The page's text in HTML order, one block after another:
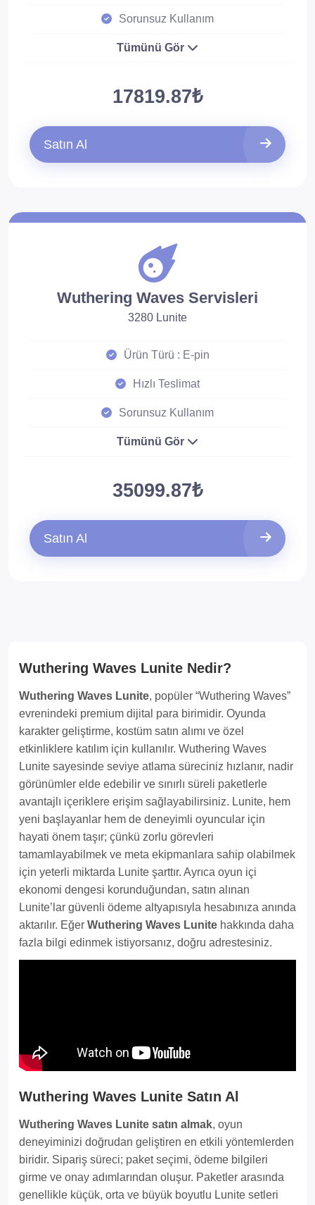
Sorunsuz Kullanım
Tümünü Gör
17819.87₺
Satın Al
Wuthering Waves Servisleri
3280 Lunite
Ürün Türü : E-pin
Hızlı Teslimat
Sorunsuz Kullanım
Tümünü Gör
35099.87₺
Satın Al
Wuthering Waves Lunite Nedir?
Wuthering Waves Lunite, popüler “Wuthering Waves”
evrenindeki premium dijital para birimidir. Oyunda
karakter geliştirme, kostüm satın alımı ve özel
etkinliklere katılım için kullanılır. Wuthering Waves
Lunite sayesinde seviye atlama süreciniz hızlanır, nadir
görünümler elde edebilir ve sınırlı süreli paketlerle
avantajlı içeriklere erişim sağlayabilirsiniz. Lunite, hem
yeni başlayanlar hem de deneyimli oyuncular için
hayati önem taşır; çünkü zorlu görevleri
tamamlayabilmek ve meta ekipmanlara sahip olabilmek
için yeterli miktarda Lunite şarttır. Ayrıca oyun içi
ekonomi dengesi korunduğundan, satın alınan
Lunite’lar güvenli ödeme altyapısıyla hesabınıza anında
aktarılır. Eğer Wuthering Waves Lunite hakkında daha
fazla bilgi edinmek istiyorsanız, doğru adrestesiniz.
Wuthering Waves Lunite Satın Al
Wuthering Waves Lunite satın almak, oyun
deneyiminizi doğrudan geliştiren en etkili yöntemlerden
biridir. Sipariş süreci; paket seçimi, ödeme bilgileri
girme ve onay adımlarından oluşur. Paketler arasında
genellikle küçük, orta ve büyük boyutlu Lunite setleri